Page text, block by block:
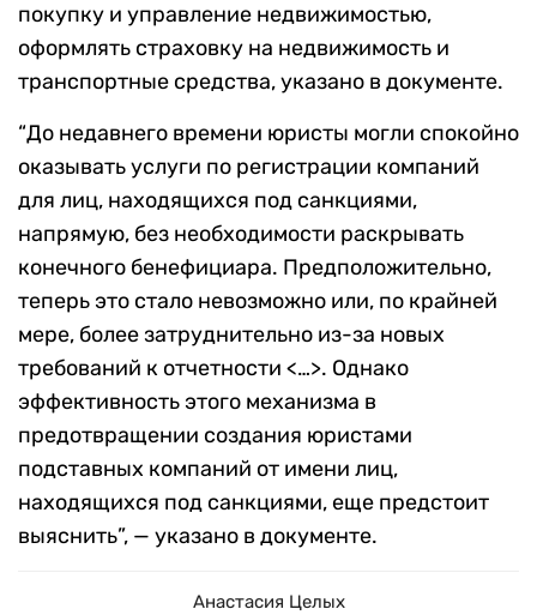
покупку и управление недвижимостью,
оформлять страховку на недвижимость и
транспортные средства, указано в документе.
“До недавнего времени юристы могли спокойно
оказывать услуги по регистрации компаний
для лиц, находящихся под санкциями,
напрямую, без необходимости раскрывать
конечного бенефициара. Предположительно,
теперь это стало невозможно или, по крайней
мере, более затруднительно из-за новых
требований к отчетности <…>. Однако
эффективность этого механизма в
предотвращении создания юристами
подставных компаний от имени лиц,
находящихся под санкциями, еще предстоит
выяснить”, — указано в документе.
Анастасия Целых